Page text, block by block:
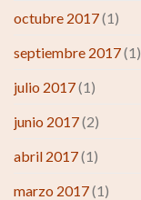
octubre 2017(1)
septiembre 2017(1)
julio 2017(1)
junio 2017(2)
abril 2017(1)
marzo 2017(1)